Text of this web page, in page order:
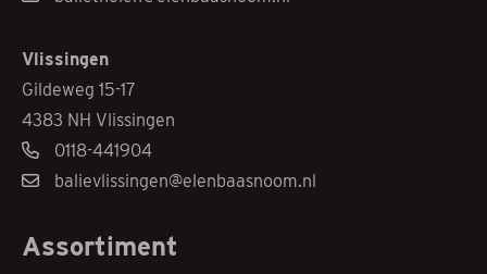
Vlissingen
Gildeweg 15-17
4383 NH Vlissingen
0118-441904
balievlissingen@elenbaasnoom.nl
Assortiment